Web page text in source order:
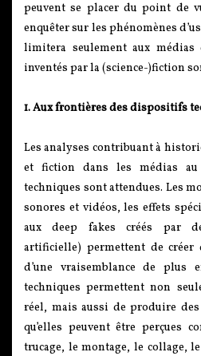
peuvent se placer du point de
enquêter sur les phénomènes
limitera seulement aux
inventés par la (science-)fiction
1. Aux frontières des dispositifs
Les analyses contribuant à
et fiction dans les médias
techniques sont attendues. Les
sonores et vidéos, les effets
aux deep fakes créés par
artificielle) permettent de créer
d’une vraisemblance de plus
techniques permettent non
réel, mais aussi de produire
qu’elles peuvent être perçues
trucage, le montage, le collage,